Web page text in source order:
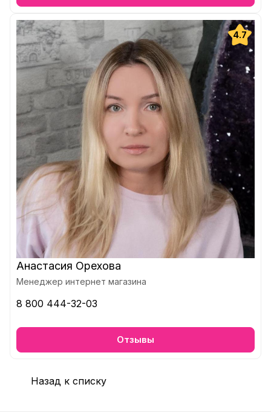
4.7
Анастасия Орехова
Менеджер интернет магазина
8 800 444-32-03
Отзывы
Назад к списку